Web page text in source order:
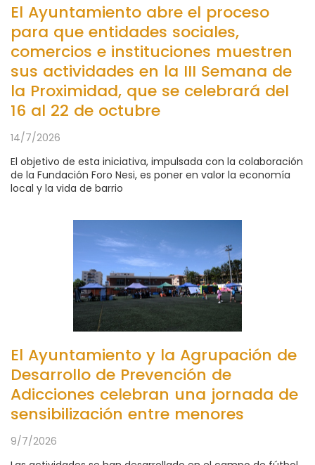
El Ayuntamiento abre el proceso
para que entidades sociales,
comercios e instituciones muestren
sus actividades en la III Semana de
la Proximidad, que se celebrará del
16 al 22 de octubre
14/7/2026
El objetivo de esta iniciativa, impulsada con la colaboración
de la Fundación Foro Nesi, es poner en valor la economía
local y la vida de barrio
El Ayuntamiento y la Agrupación de
Desarrollo de Prevención de
Adicciones celebran una jornada de
sensibilización entre menores
9/7/2026